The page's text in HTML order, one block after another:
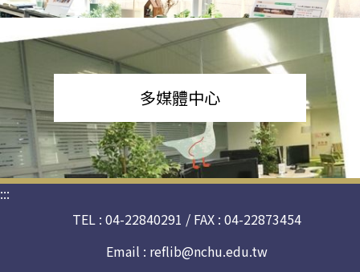
多媒體中心
:::
TEL : 04-22840291 / FAX : 04-22873454
Email : reflib@nchu.edu.tw